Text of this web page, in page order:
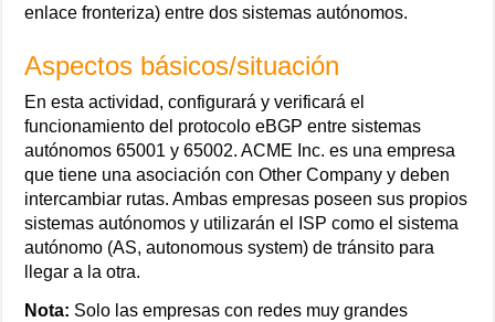
enlace fronteriza) entre dos sistemas autónomos.
Aspectos básicos/situación
En esta actividad, configurará y verificará el
funcionamiento del protocolo eBGP entre sistemas
autónomos 65001 y 65002. ACME Inc. es una empresa
que tiene una asociación con Other Company y deben
intercambiar rutas. Ambas empresas poseen sus propios
sistemas autónomos y utilizarán el ISP como el sistema
autónomo (AS, autonomous system) de tránsito para
llegar a la otra.
Nota: Solo las empresas con redes muy grandes